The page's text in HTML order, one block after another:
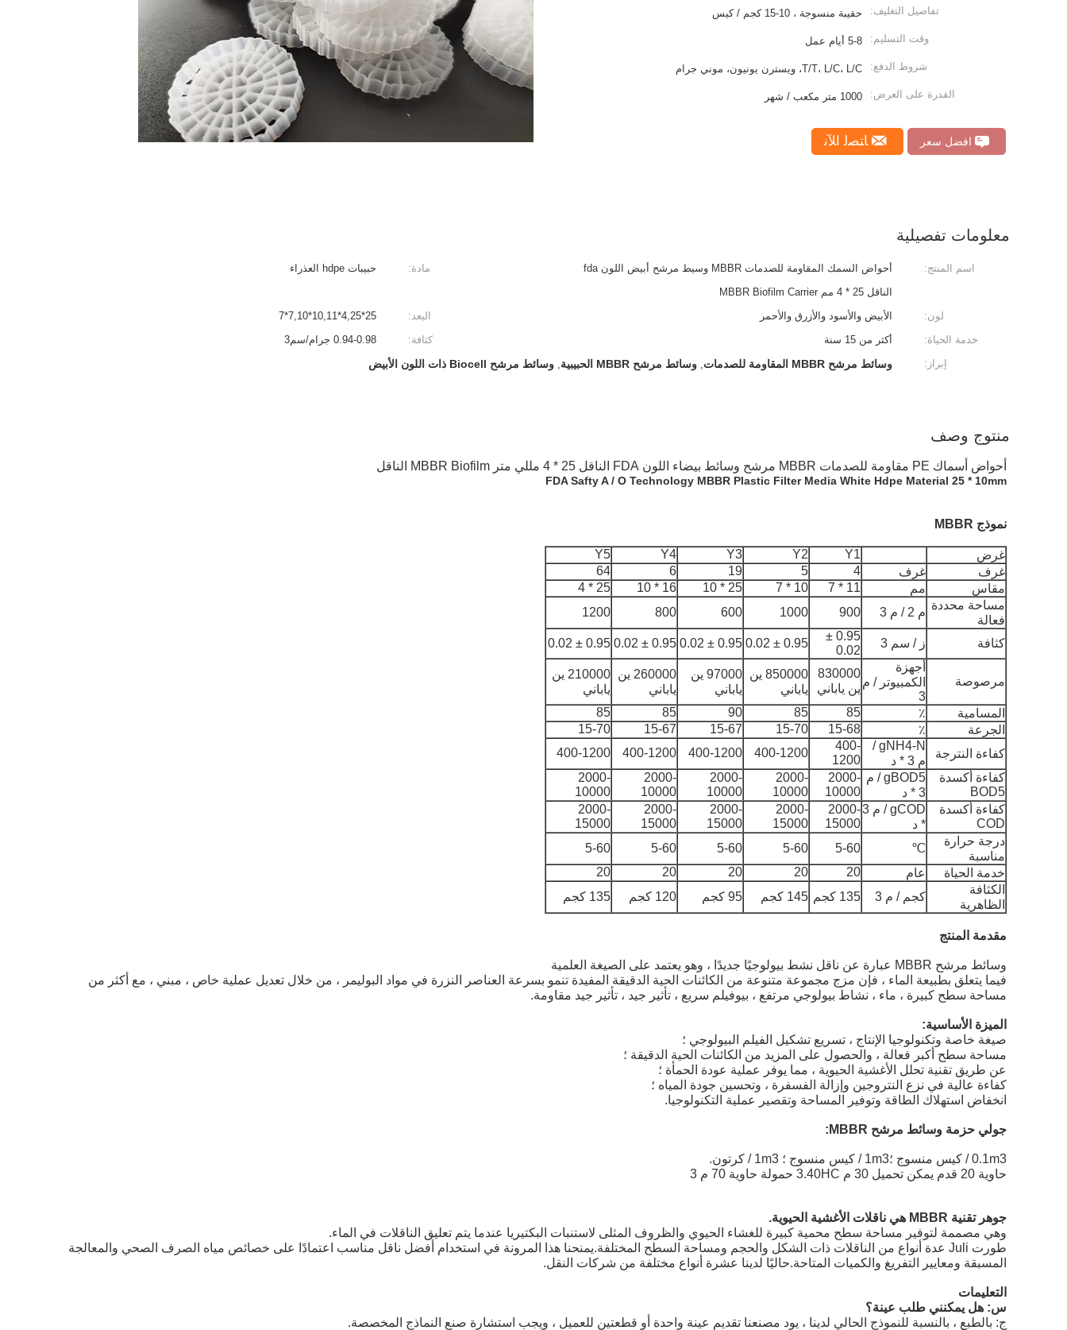
تفاصيل التغليف: حقيبة منسوجة ، 10-15 كجم / كيس
وقت التسليم: 5-8 أيام عمل
شروط الدفع: T/T، L/C، L/C، ويسترن يونيون، موني جرام
القدرة على العرض: 1000 متر مكعب / شهر
افضل سعر ﺎﺘﺼﻟ ﺍﻶﻧ
معلومات تفصيلية
اسم المنتج:
أحواض السمك المقاومة للصدمات MBBR وسيط مرشح أبيض اللون fda
الناقل 25 * 4 مم MBBR Biofilm Carrier
مادة: حبيبات hdpe العذراء
لون: الأبيض والأسود والأزرق والأحمر البعد:
25*4,25*10,11*7,10*7
خدمة الحياة:
أكثر من 15 سنة كثافة:
0.94-0.98 جرام/سم3
إبراز:
وسائط مرشح MBBR المقاومة للصدمات , وسائط مرشح MBBR الحبيبية , وسائط مرشح Biocell ذات اللون الأبيض
منتوج وصف
أحواض أسماك PE مقاومة للصدمات MBBR مرشح وسائط بيضاء اللون FDA الناقل 25 * 4 مللي متر MBBR Biofilm الناقل
FDA Safty A / O Technology MBBR Plastic Filter Media White Hdpe Material 25 * 10mm
نموذج MBBR
غرض Y1
Y2
Y3
Y4
Y5
غرف
غرف 4
5
19
6
64
مقاس
مم 11 * 7
10 * 7
25 * 10
16 * 10
25 * 4
مساحة محددة
فعالة
م 2 / م 3 900
1000
600
800
1200
كثافة ز / سم 3
0.95 ±
0.02
0.95 ± 0.02
0.95 ± 0.02
0.95 ± 0.02
0.95 ± 0.02
مرصوصة
أجهزة
الكمبيوتر / م
3
830000
ين ياباني
850000 ين
ياباني
97000 ين
ياباني
260000 ين
ياباني
210000 ين
ياباني
المسامية
٪ 85
85
90
85
85
الجرعة
٪ 15-68
15-70
15-67
15-67
15-70
كفاءة النترجة
gNH4-N /
م 3 * د
400-
1200
400-1200
400-1200
400-1200
400-1200
كفاءة أكسدة
BOD5
gBOD5 / م
3 * د
2000-
10000
2000-
10000
2000-
10000
2000-
10000
2000-
10000
كفاءة أكسدة
COD
gCOD / م 3
* د
2000-
15000
2000-
15000
2000-
15000
2000-
15000
2000-
15000
درجة حرارة
مناسبة
℃
5-60
5-60
5-60
5-60
5-60
خدمة الحياة
عام 20
20
20
20
20
الكثافة
الظاهرية
كجم / م 3 135 كجم 145 كجم 95 كجم 120 كجم 135 كجم
مقدمة المنتج
وسائط مرشح MBBR عبارة عن ناقل نشط بيولوجيًا جديدًا ، وهو يعتمد على الصيغة العلمية
فيما يتعلق بطبيعة الماء ، فإن مزج مجموعة متنوعة من الكائنات الحية الدقيقة المفيدة تنمو بسرعة العناصر النزرة في مواد البوليمر ، من خلال تعديل عملية خاص ، مبني ، مع أكثر من
مساحة سطح كبيرة ، ماء ، نشاط بيولوجي مرتفع ، بيوفيلم سريع ، تأثير جيد ، تأثير جيد مقاومة.
الميزة الأساسية:
صيغة خاصة وتكنولوجيا الإنتاج ، تسريع تشكيل الفيلم البيولوجي ؛
مساحة سطح أكبر فعالة ، والحصول على المزيد من الكائنات الحية الدقيقة ؛
عن طريق تقنية تحلل الأغشية الحيوية ، مما يوفر عملية عودة الحمأة ؛
كفاءة عالية في نزع النتروجين وإزالة الفسفرة ، وتحسين جودة المياه ؛
انخفاض استهلاك الطاقة وتوفير المساحة وتقصير عملية التكنولوجيا.
جولي حزمة وسائط مرشح MBBR:
0.1m3 / كيس منسوج ؛1m3 / كيس منسوج ؛ 1m3 / كرتون.
حاوية 20 قدم يمكن تحميل 30 م 3.40HC حمولة حاوية 70 م 3
جوهر تقنية MBBR هي ناقلات الأغشية الحيوية.
وهي مصممة لتوفير مساحة سطح محمية كبيرة للغشاء الحيوي والظروف المثلى لاستنبات البكتيريا عندما يتم تعليق الناقلات في الماء.
طورت Juli عدة أنواع من الناقلات ذات الشكل والحجم ومساحة السطح المختلفة.يمنحنا هذا المرونة في استخدام أفضل ناقل مناسب اعتمادًا على خصائص مياه الصرف الصحي والمعالجة
المسبقة ومعايير التفريغ والكميات المتاحة.حاليًا لدينا عشرة أنواع مختلفة من شركات النقل.
التعليمات
س: هل يمكنني طلب عينة؟
ج: بالطبع ، بالنسبة للنموذج الحالي لدينا ، يود مصنعنا تقديم عينة واحدة أو قطعتين للعميل ، ويجب استشارة صنع النماذج المخصصة.